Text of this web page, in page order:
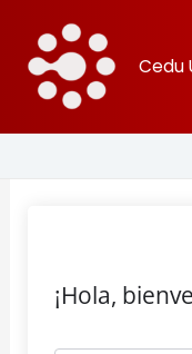
contenido
Cedu
¡Hola,